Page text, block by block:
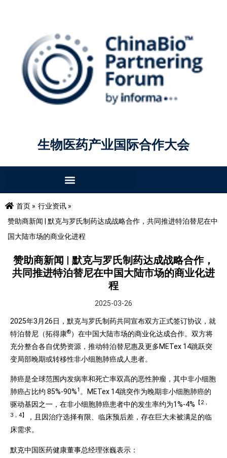
生物医药产业国际合作大会
首页 » 行业资讯 »
赞助商新闻 | 默克与罗氏制药达成战略合作，共同推进特泊替尼在中
国大陆市场的商业化进程
赞助商新闻 | 默克与罗氏制药达成战略合作，
共同推进特泊替尼在中国大陆市场的商业化进
程
2025-03-26
2025年3月26日，默克与罗氏制药共同宣布双方正式签订协议，就
特泊替尼（拓得康®）在中国大陆市场的商业化达成合作。双方将
充分整合各自优势资源，推动特泊替尼惠及更多METex 14跳跃突
变局部晚期或转移性非小细胞肺癌成人患者。
肺癌是全球范围内发病率和死亡率双高的恶性肿瘤，其中非小细胞
肺癌占比约 85%-90%1 。METex 14跳突作为晚期非小细胞肺癌的
驱动基因之一，在非小细胞肺癌患者中的发生率约为1%-4% 【2，
3，4】
，且因治疗选择有限、临床预后差，存在巨大未被满足的临
床需求。
默克中国医药健康董事总经理张巍表示：